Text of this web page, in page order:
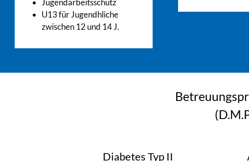
Jugendarbeitsschutz
U13 für Jugendhliche
zwischen 12 und 14 J.
Diabetes Typ II